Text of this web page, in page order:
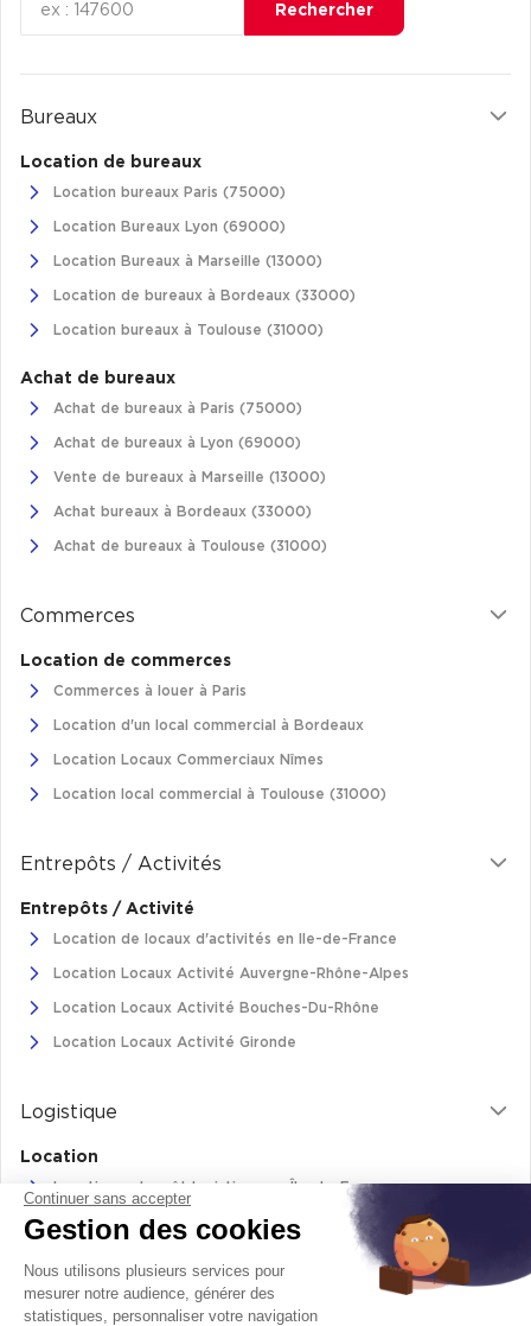
Bureaux privés à Neuilly-sur-Seine
Bureaux privés à Lille
Plateaux opérés
Plateaux opérés à Lyon
Plateaux opérés à Saint-Ouen
Plateaux opérés à Boulogne-Billancourt
Collections Flex / Coworking
Rechercher
Bureaux
Location de bureaux
Location bureaux Paris (75000)
Location Bureaux Lyon (69000)
Location Bureaux à Marseille (13000)
Location de bureaux à Bordeaux (33000)
Location bureaux à Toulouse (31000)
Achat de bureaux
Achat de bureaux à Paris (75000)
Achat de bureaux à Lyon (69000)
Vente de bureaux à Marseille (13000)
Achat bureaux à Bordeaux (33000)
Achat de bureaux à Toulouse (31000)
Commerces
Location de commerces
Commerces à louer à Paris
Location d'un local commercial à Bordeaux
Location Locaux Commerciaux Nîmes
Location local commercial à Toulouse (31000)
Entrepôts / Activités
Entrepôts / Activité
Location de locaux d'activités en Ile-de-France
Location Locaux Activité Auvergne-Rhône-Alpes
Location Locaux Activité Bouches-Du-Rhône
Location Locaux Activité Gironde
Logistique
Location
Location entrepôt logistique en Île-de-France
Location entrepôt logistique Pas-de-Calais
Location de bâtiments logistiques en Auvergne-Rhône-Alpes
Location Logistique Bouches-Du-Rhône
Continuer sans accepter
Gestion des cookies
Nous utilisons plusieurs services pour
mesurer notre audience, générer des
statistiques, personnaliser votre navigation